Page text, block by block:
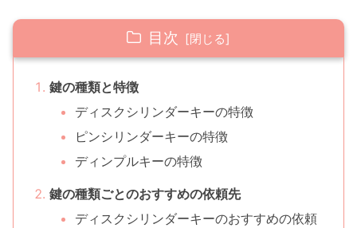
目次
鍵の種類と特徴
ディスクシリンダーキーの特徴
ピンシリンダーキーの特徴
ディンプルキーの特徴
鍵の種類ごとのおすすめの依頼先
ディスクシリンダーキーのおすすめの依頼